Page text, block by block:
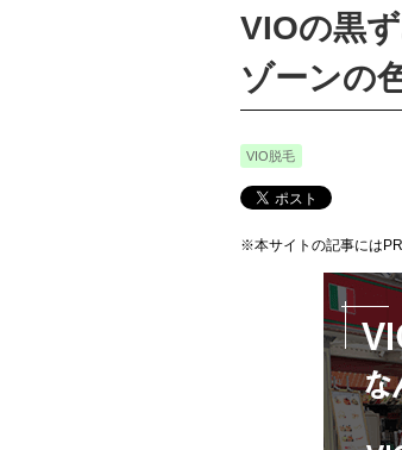
VIOの黒
ゾーンの
VIO脱毛
※本サイトの記事にはPR